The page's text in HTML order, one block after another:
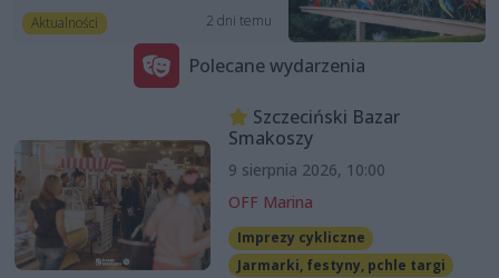
Aktualności 2 dni temu
Polecane wydarzenia
Szczeciński Bazar
Smakoszy
9 sierpnia 2026, 10:00
OFF Marina
Imprezy cykliczne
Jarmarki, festyny, pchle targi